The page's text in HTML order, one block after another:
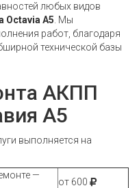
любых видов
Octavia A5 . Мы
работ, благодаря
технической базы
АКПП
А5
выполняется на
—
от 600